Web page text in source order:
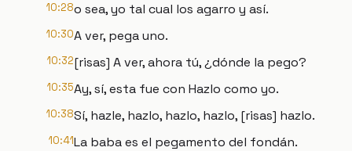
10:28o sea, yo tal cual los agarro y así.
10:30A ver, pega uno.
10:32[risas] A ver, ahora tú, ¿dónde la pego?
10:35Ay, sí, esta fue con Hazlo como yo.
10:38Sí, hazle, hazlo, hazlo, hazlo, [risas] hazlo.
10:41La baba es el pegamento del fondán.